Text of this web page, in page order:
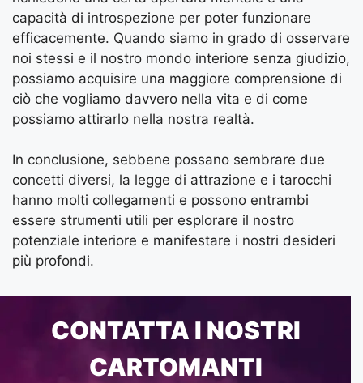
capacità di introspezione per poter funzionare
efficacemente. Quando siamo in grado di osservare
noi stessi e il nostro mondo interiore senza giudizio,
possiamo acquisire una maggiore comprensione di
ciò che vogliamo davvero nella vita e di come
possiamo attirarlo nella nostra realtà.
In conclusione, sebbene possano sembrare due
concetti diversi, la legge di attrazione e i tarocchi
hanno molti collegamenti e possono entrambi
essere strumenti utili per esplorare il nostro
potenziale interiore e manifestare i nostri desideri
più profondi.
CONTATTA I NOSTRI
CARTOMANTI